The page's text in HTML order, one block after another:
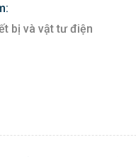
bị và vật tư điện